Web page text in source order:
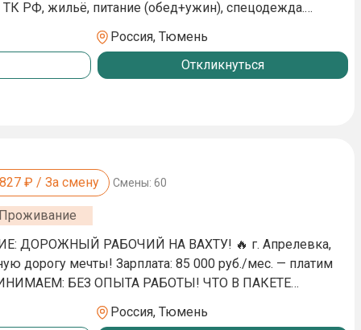
компенсация до 4 000 руб. Пишите или звоните —
Россия, Тюмень
Откликнуться
₽ / За смену Смены: 60
Проживание
ДОРОЖНЫЙ РАБОЧИЙ НА ВАХТУ! 🔥 г. Апрелевка,
85 000 руб./мес. — платим
трудоустройство (ТК РФ — никаких «серых»
(чистое и уютное); ✅ Питание 2 раза в день (обед и
Россия, Тюмень